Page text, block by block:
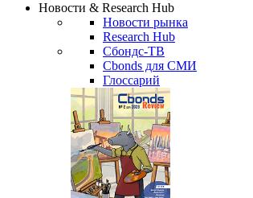
Новости & Research Hub
Новости рынка
Research Hub
Сбондс-ТВ
Cbonds для СМИ
Глоссарий